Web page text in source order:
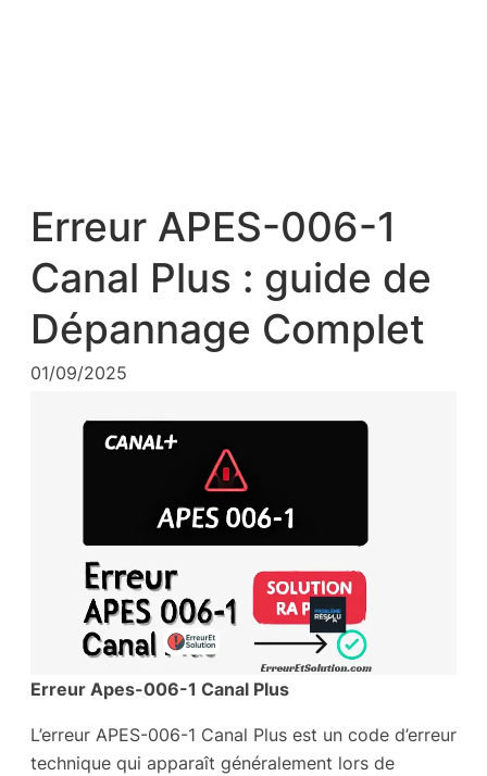
Erreur APES-006-1
Canal Plus : guide de
Dépannage Complet
01/09/2025
Erreur Apes-006-1 Canal Plus
L’erreur APES-006-1 Canal Plus est un code d’erreur
technique qui apparaît généralement lors de